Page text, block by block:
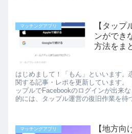
マッチングアプリ
【タップ
ンができ
方法をま
はじめまして！「もん」といいます。
関する記事・レポを更新しています。
ップルでFacebookのログインが出来
的には、タップル運営の復旧作業を待
マッチングアプリ
【地方向